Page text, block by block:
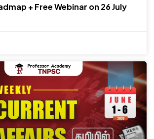
+ Free Webinar on 26 July